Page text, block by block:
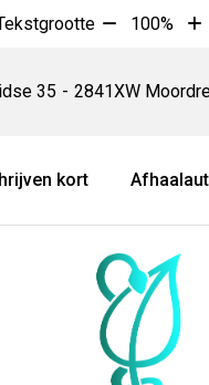
Tekst
10%
100%
35 2841XW
kort